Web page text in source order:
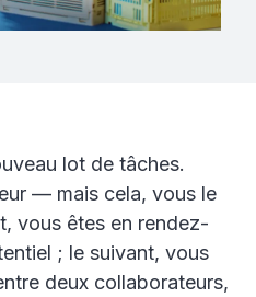
lot de tâches.
— mais cela, vous le
vous êtes en rendez-
; le suivant, vous
deux collaborateurs,